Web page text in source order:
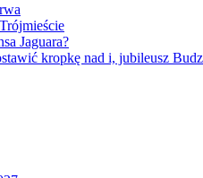
Jaguara?
kropkę nad i, jubileusz